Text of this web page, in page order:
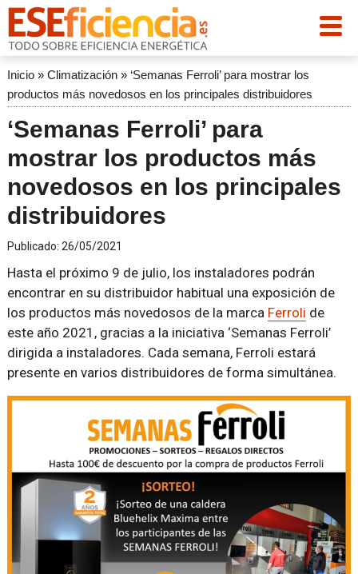
Inicio» Climatización» ‘Semanas Ferroli’ para mostrar los
productos más novedosos en los principales distribuidores
‘Semanas Ferroli’ para
mostrar los productos más
novedosos en los principales
distribuidores
Publicado: 26/05/2021
Hasta el próximo 9 de julio, los instaladores podrán
encontrar en su distribuidor habitual una exposición de
los productos más novedosos de la marca Ferroli de
este año 2021, gracias a la iniciativa ‘Semanas Ferroli’
dirigida a instaladores. Cada semana, Ferroli estará
presente en varios distribuidores de forma simultánea.